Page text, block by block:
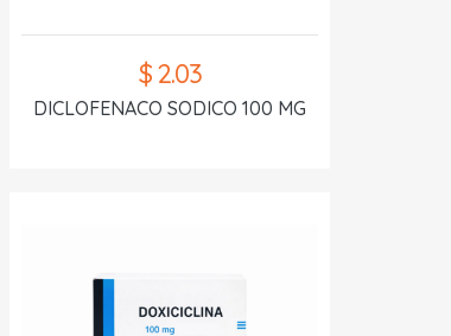
$ 2.03
DICLOFENACO SODICO 100 MG